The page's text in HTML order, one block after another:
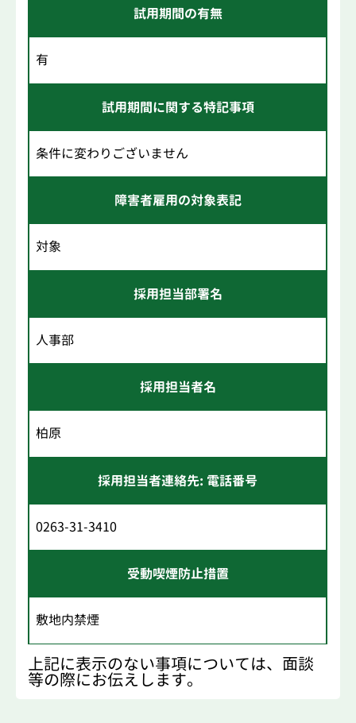
試用期間の有無
有
試用期間に関する特記事項
条件に変わりございません
障害者雇用の対象表記
対象
採用担当部署名
人事部
採用担当者名
柏原
採用担当者連絡先: 電話番号
0263-31-3410
受動喫煙防止措置
敷地内禁煙
上記に表示のない事項については、面談
等の際にお伝えします。